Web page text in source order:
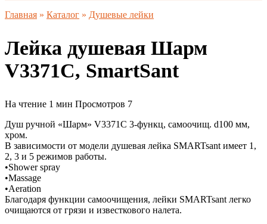
Главная » Каталог » Душевые лейки
Лейка душевая Шарм
V3371C, SmartSant
На чтение 1 мин Просмотров 7
Душ ручной «Шарм» V3371C 3-функц, самоочищ. d100 мм,
хром.
В зависимости от модели душевая лейка SMARTsant имеет 1,
2, 3 и 5 режимов работы.
•Shower spray
•Massage
•Aeration
Благодаря функции самоочищения, лейки SMARTsant легко
очищаются от грязи и известкового налета.